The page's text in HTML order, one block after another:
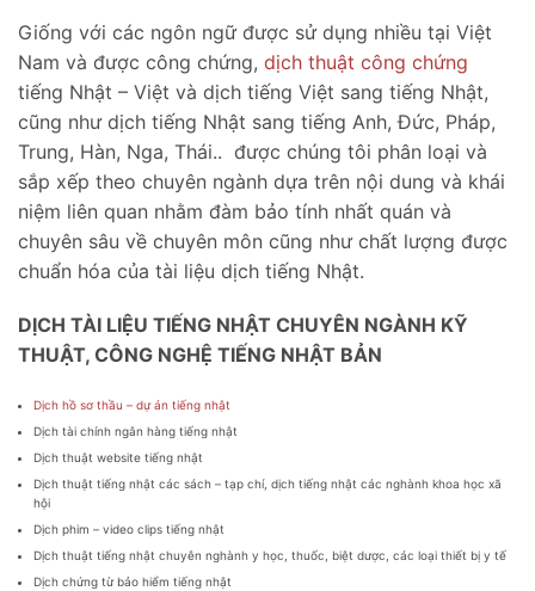
Giống với các ngôn ngữ được sử dụng nhiều tại Việt
Nam và được công chứng, dịch thuật công chứng
tiếng Nhật – Việt và dịch tiếng Việt sang tiếng Nhật,
cũng như dịch tiếng Nhật sang tiếng Anh, Đức, Pháp,
Trung, Hàn, Nga, Thái.. được chúng tôi phân loại và
sắp xếp theo chuyên ngành dựa trên nội dung và khái
niệm liên quan nhằm đàm bảo tính nhất quán và
chuyên sâu về chuyên môn cũng như chất lượng được
chuẩn hóa của tài liệu dịch tiếng Nhật.
DỊCH TÀI LIỆU TIẾNG NHẬT CHUYÊN NGÀNH KỸ
THUẬT, CÔNG NGHỆ TIẾNG NHẬT BẢN
Dịch hồ sơ thầu – dự án tiếng nhật
Dịch tài chính ngân hàng tiếng nhật
Dịch thuật website tiếng nhật
Dịch thuật tiếng nhật các sách – tạp chí, dịch tiếng nhật các nghành khoa học xã
hội
Dịch phim – video clips tiếng nhật
Dịch thuật tiếng nhật chuyên nghành y học, thuốc, biệt dược, các loại thiết bị y tế
Dịch chứng từ bảo hiểm tiếng nhật